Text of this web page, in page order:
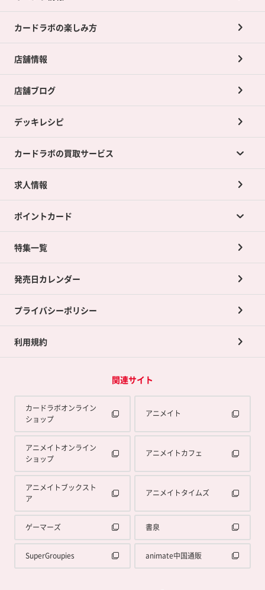
カードラボの楽しみ方
店舗情報
店舗ブログ
デッキレシピ
カードラボの買取サービス
カードラボの買取サービスTOP
店舗買取について
ネット買取について
買取承諾書について
求人情報
ポイントカード
ポイントカードTOP
ポイント交換景品
特集一覧
発売日カレンダー
プライバシーポリシー
利用規約
関連サイト
カードラボオンライン
ショップ
アニメイト
アニメイトオンライン
ショップ
アニメイトカフェ
アニメイトブックスト
ア
アニメイトタイムズ
ゲーマーズ 書泉
SuperGroupies animate中国通販